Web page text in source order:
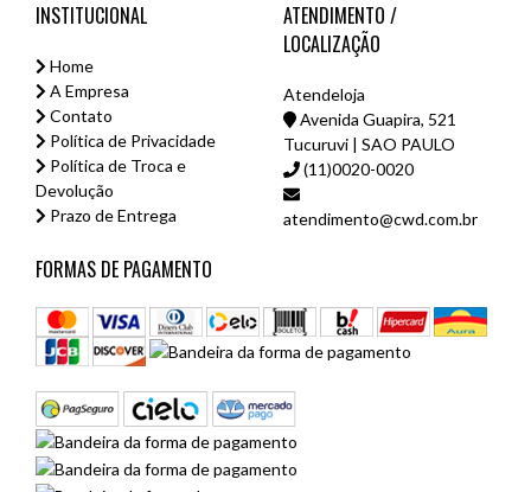
INSTITUCIONAL
Home
A Empresa
Contato
Política de Privacidade
Política de Troca e
Devolução
Prazo de Entrega
ATENDIMENTO /
LOCALIZAÇÃO
Atendeloja
Avenida Guapira, 521
Tucuruvi | SAO PAULO
(11)0020-0020
atendimento@cwd.com.br
FORMAS DE PAGAMENTO